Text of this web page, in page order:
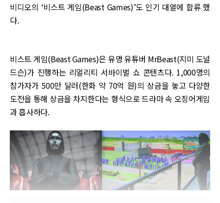
비디오의 ‘비스트 게임(Beast Games)’도 인기 대열에 합류 했
다.
비스트 게임(Beast Games)은 유명 유튜버 MrBeast(지미 도널
드슨)가 진행하는 리얼리티 서바이벌 쇼 콘텐츠다. 1,000명의
참가자가 500만 달러(한화 약 70억 원)의 상금을 놓고 다양한
도전을 통해 상금을 차지한다는 형식으로 드라마 속 오징어게임
과 흡사하다.